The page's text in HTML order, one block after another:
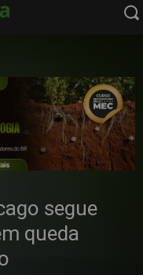
segue
queda